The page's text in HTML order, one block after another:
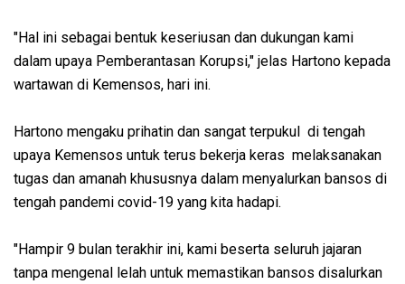
"Hal ini sebagai bentuk keseriusan dan dukungan kami
dalam upaya Pemberantasan Korupsi," jelas Hartono kepada
wartawan di Kemensos, hari ini.
Hartono mengaku prihatin dan sangat terpukul di tengah
upaya Kemensos untuk terus bekerja keras melaksanakan
tugas dan amanah khususnya dalam menyalurkan bansos di
tengah pandemi covid-19 yang kita hadapi.
"Hampir 9 bulan terakhir ini, kami beserta seluruh jajaran
tanpa mengenal lelah untuk memastikan bansos disalurkan